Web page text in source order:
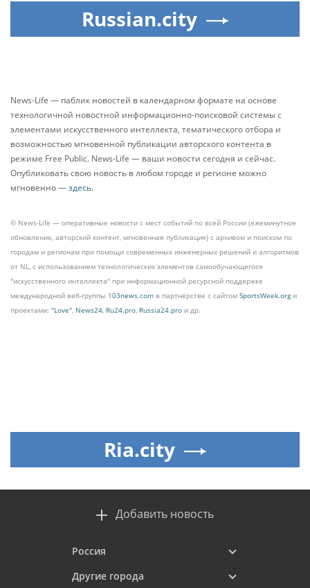
Russian.city
News-Life — паблик новостей в календарном формате на основе
технологичной новостной информационно-поисковой системы с
элементами искусственного интеллекта, тематического отбора и
возможностью мгновенной публикации авторского контента в
режиме Free Public. News-Life — ваши новости сегодня и сейчас.
Опубликовать свою новость в любом городе и регионе можно
мгновенно —здесь.
© News-Life — оперативные новости с мест событий по всей России (ежеминутное
обновление, авторский контент, мгновенная публикация) с архивом и поиском по
городам и регионам при помощи современных инженерных решений и алгоритмов
от NL, с использованием технологических элементов самообучающегося
"искусственного интеллекта" при информационной ресурсной поддержке
международной веб-группы 103news.com в партнёрстве с сайтом SportsWeek.orgи
проектами: "Love", News24, Ru24.pro, Russia24.pro и др.
Ria.city
Добавить новость
Россия
Другие города